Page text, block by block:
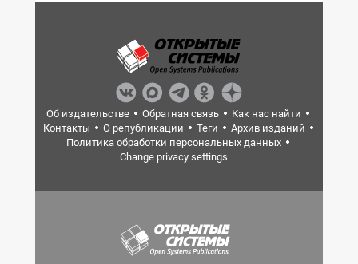
Об издательстве Обратная связь
Как нас найти
Контакты
О републикации Теги
Архив изданий
Политика обработки персональных данных
Change privacy settings